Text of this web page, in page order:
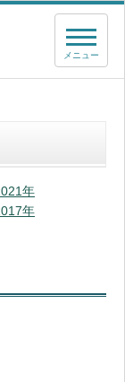
メニュー
年
年